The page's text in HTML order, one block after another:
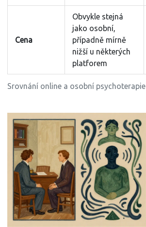
Srovnání online a osobní psychoterapie
Cena
Obvykle stejná
jako osobní,
případně mírně
nižší u některých
platforem